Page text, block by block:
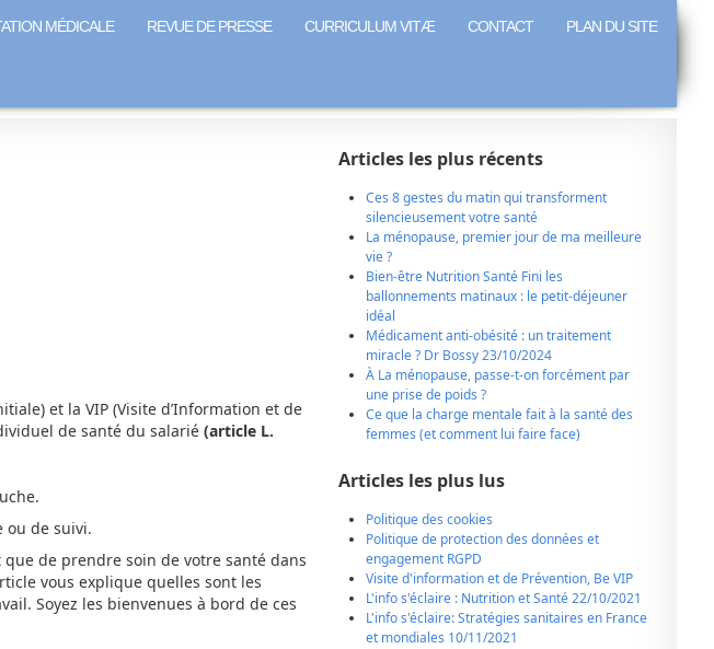
MÉDICALE REVUE DE PRESSE CURRICULUM VITÆ CONTACT PLAN DU SITE
et la VIP (Visite d’Information et de
de santé du salarié (article L.
ou de suivi.
que de prendre soin de votre santé dans
vous explique quelles sont les
Soyez les bienvenues à bord de ces
Articles les plus récents
Ces 8 gestes du matin qui transforment
silencieusement votre santé
La ménopause, premier jour de ma meilleure
vie ?
Bien-être Nutrition Santé Fini les
ballonnements matinaux : le petit-déjeuner
idéal
Médicament anti-obésité : un traitement
miracle ? Dr Bossy 23/10/2024
À La ménopause, passe-t-on forcément par
une prise de poids ?
Ce que la charge mentale fait à la santé des
femmes (et comment lui faire face)
Articles les plus lus
Politique des cookies
Politique de protection des données et
engagement RGPD
Visite d'information et de Prévention, Be VIP
L'info s'éclaire : Nutrition et Santé 22/10/2021
L'info s'éclaire: Stratégies sanitaires en France
et mondiales 10/11/2021